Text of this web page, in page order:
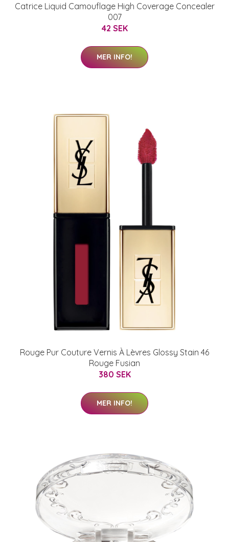
Catrice Liquid Camouflage High Coverage Concealer
007
42 SEK
MER INFO!
Rouge Pur Couture Vernis À Lèvres Glossy Stain 46
Rouge Fusian
380 SEK
MER INFO!